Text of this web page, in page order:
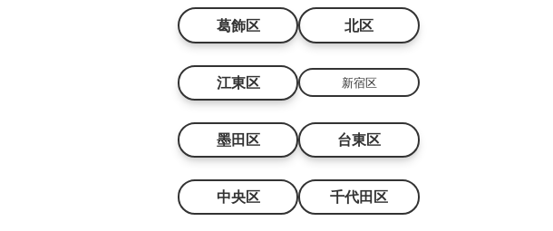
葛飾区 北区
江東区 新宿区
墨田区 台東区
中央区 千代田区